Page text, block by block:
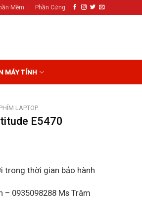
Mềm Phần Cứng
MÁY TÍNH
LAPTOP
E5470
trong thời gian bảo hành
– 0935098288 Ms Trâm